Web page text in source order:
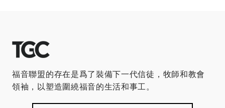
福音聯盟的存在是爲了裝備下一代信徒，牧師和教會
領袖，以塑造圍繞福音的生活和事工。